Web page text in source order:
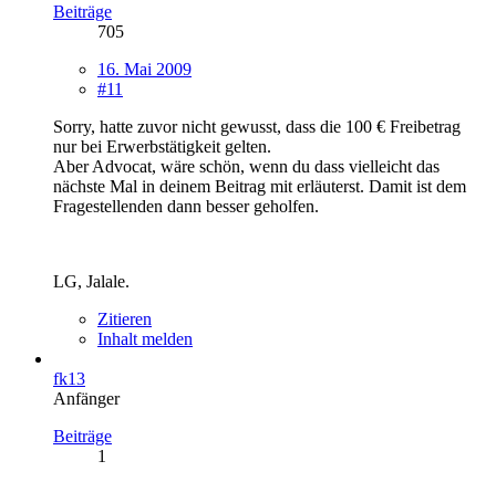
Beiträge
705
16. Mai 2009
#11
Sorry, hatte zuvor nicht gewusst, dass die 100 € Freibetrag
nur bei Erwerbstätigkeit gelten.
Aber Advocat, wäre schön, wenn du dass vielleicht das
nächste Mal in deinem Beitrag mit erläuterst. Damit ist dem
Fragestellenden dann besser geholfen.
LG, Jalale.
Zitieren
Inhalt melden
fk13
Anfänger
Beiträge
1